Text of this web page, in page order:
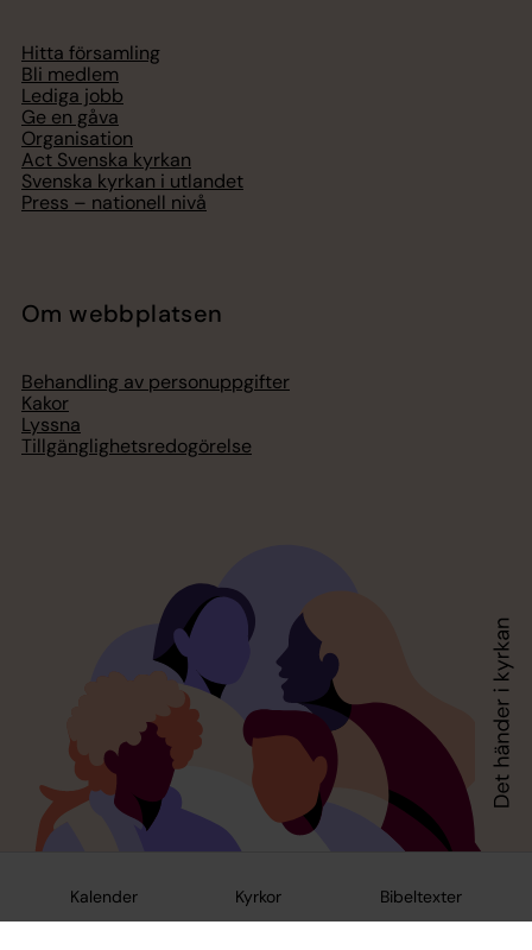
Kalender Kyrkor Bibeltexter
Hitta församling
Bli medlem
Lediga jobb
Ge en gåva
Organisation
Act Svenska kyrkan
Svenska kyrkan i utlandet
Press – nationell nivå
Om webbplatsen
Behandling av personuppgifter
Kakor
Lyssna
Tillgänglighetsredogörelse